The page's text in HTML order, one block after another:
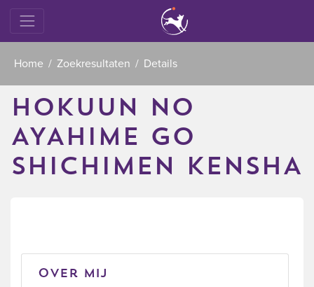
Home Zoekresultaten Details
HOKUUN NO
AYAHIME GO
SHICHIMEN KENSHA
Over mij